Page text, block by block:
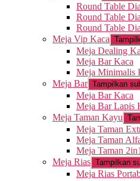
Round Table
Round Table
Round Table
Meja Vip Kaca
Meja Dealing
Meja Bar Kaca
Meja Minimalis
Meja Bar Tampilkan
Meja Bar Kaca
Meja Bar Lapis
Meja Taman Kayu
Meja Taman
Meja Taman
Meja Taman 2in1
Meja Rias Tampilkan
Meja Rias